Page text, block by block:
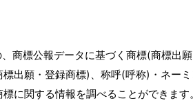
商標公報データに基づく商標(商標出
出願・登録商標)、称呼(呼称)・ネー
に関する情報を調べることができます